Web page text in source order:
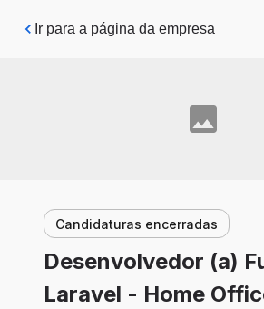
Pular para o conteúdo principal
Ir para a página da empresa
Candidaturas encerradas
Desenvolvedor (a)
Laravel - Home